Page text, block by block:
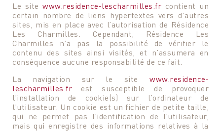
Le site www.residence-lescharmilles.fr contient un
certain nombre de liens hypertextes vers d’autres
sites, mis en place avec l’autorisation de Résidence
Les Charmilles. Cependant, Résidence Les
Charmilles n’a pas la possibilité de vérifier le
contenu des sites ainsi visités, et n’assumera en
conséquence aucune responsabilité de ce fait.
La navigation sur le site www.residence-
lescharmilles.fr est susceptible de provoquer
l’installation de cookie(s) sur l’ordinateur de
l’utilisateur. Un cookie est un fichier de petite taille,
qui ne permet pas l’identification de l’utilisateur,
mais qui enregistre des informations relatives à la